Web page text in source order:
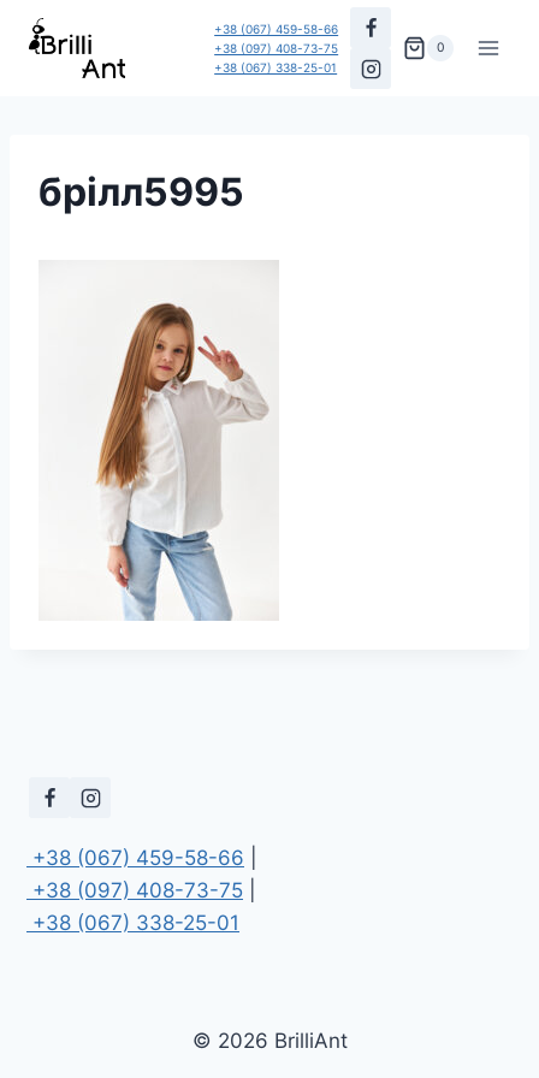
Перейти
+38 (067) 459-58-66
+38 (097) 408-73-75
+38 (067) 338-25-01
0
брілл5995
+38 (067) 459-58-66
+38 (097) 408-73-75
+38 (067) 338-25-01
© 2026 BrilliAnt